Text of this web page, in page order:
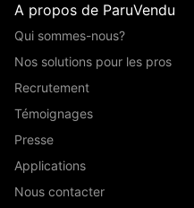
A propos de ParuVendu
Qui sommes-nous?
Nos solutions pour les pros
Recrutement
Témoignages
Presse
Applications
Nous contacter